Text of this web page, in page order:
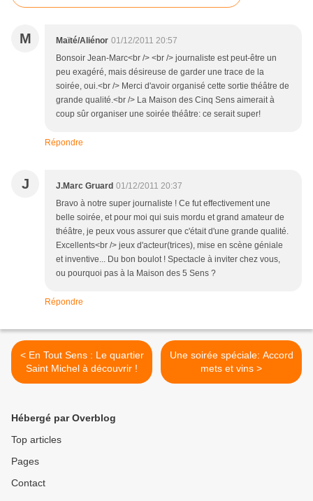
M Maïté/Aliénor 01/12/2011 20:57
Bonsoir Jean-Marc<br /> <br /> journaliste est peut-être un
peu exagéré, mais désireuse de garder une trace de la
soirée, oui.<br /> Merci d'avoir organisé cette sortie théâtre de
grande qualité.<br /> La Maison des Cinq Sens aimerait à
coup sûr organiser une soirée théâtre: ce serait super!
Répondre
J J.Marc Gruard 01/12/2011 20:37
Bravo à notre super journaliste ! Ce fut effectivement une
belle soirée, et pour moi qui suis mordu et grand amateur de
théâtre, je peux vous assurer que c'était d'une grande qualité.
Excellents<br /> jeux d'acteur(trices), mise en scène géniale
et inventive... Du bon boulot ! Spectacle à inviter chez vous,
ou pourquoi pas à la Maison des 5 Sens ?
Répondre
< En Tout Sens : Le quartier
Saint Michel à découvrir !
Une soirée spéciale: Accord
mets et vins >
Hébergé par Overblog
Top articles
Pages
Contact